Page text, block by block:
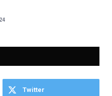
Twitter